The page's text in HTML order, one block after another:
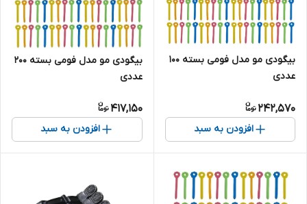
بیگودی مو مدل فومی بسته 100
عددی
242,570
افزودن به سبد
بیگودی مو مدل فومی بسته 200
عددی
417,150
افزودن به سبد